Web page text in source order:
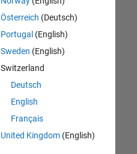
Österreich (Deutsch)
Portugal (English)
Sweden (English)
Switzerland
Deutsch
English
Français
United Kingdom(English)